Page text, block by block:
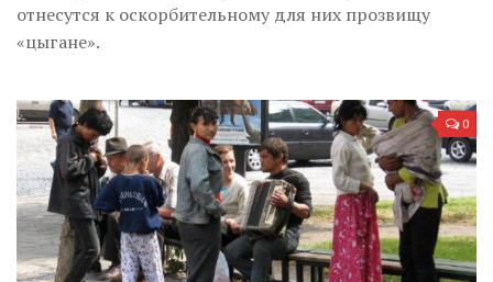
отнесутся к оскорбительному для них прозвищу
«цыгане».
0